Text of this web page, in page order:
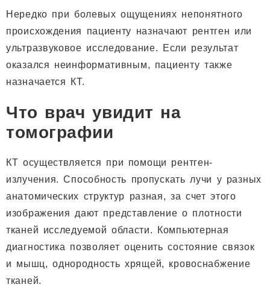
Нередко при болевых ощущениях непонятного
происхождения пациенту назначают рентген или
ультразвуковое исследование. Если результат
оказался неинформативным, пациенту также
назначается КТ.
Что врач увидит на
томографии
КТ осуществляется при помощи рентген-
излучения. Способность пропускать лучи у разных
анатомических структур разная, за счет этого
изображения дают представление о плотности
тканей исследуемой области. Компьютерная
диагностика позволяет оценить состояние связок
и мышц, однородность хрящей, кровоснабжение
тканей.